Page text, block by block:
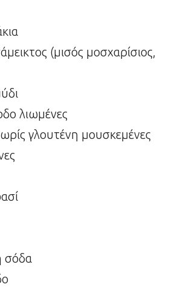
(μισός μοσχαρίσιος,
λιωμένες
γλουτένη μουσκεμένες
σόδα